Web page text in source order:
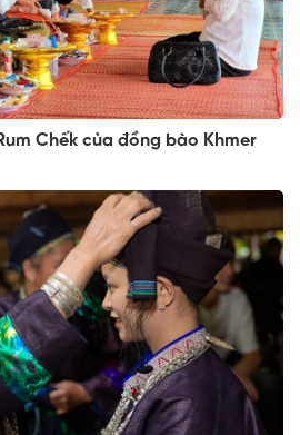
Chếk của đồng bào Khmer